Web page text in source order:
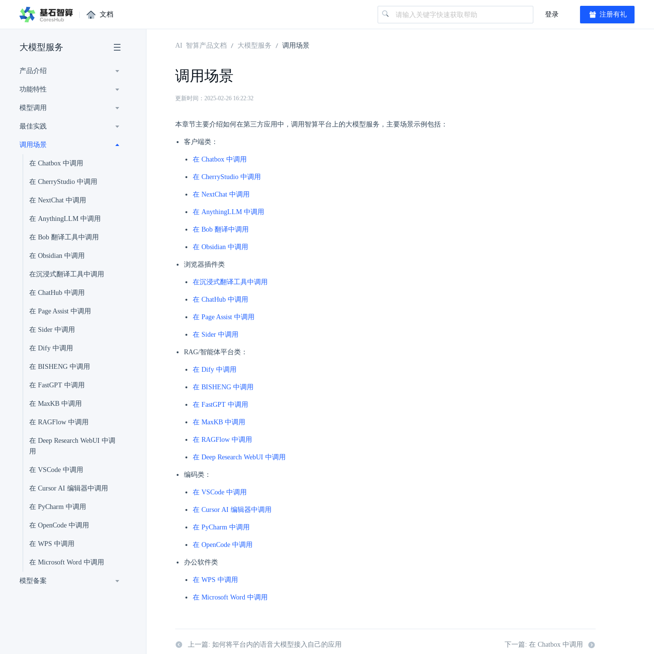
| 文档 登录 注册有礼
大模型服务
产品介绍
功能特性
模型调用
最佳实践
调用场景
在 Chatbox 中调用
在 CherryStudio 中调用
在 NextChat 中调用
在 AnythingLLM 中调用
在 Bob 翻译工具中调用
在 Obsidian 中调用
在沉浸式翻译工具中调用
在 ChatHub 中调用
在 Page Assist 中调用
在 Sider 中调用
在 Dify 中调用
在 BISHENG 中调用
在 FastGPT 中调用
在 MaxKB 中调用
在 RAGFlow 中调用
在 Deep Research WebUI 中调
用
在 VSCode 中调用
在 Cursor AI 编辑器中调用
在 PyCharm 中调用
在 OpenCode 中调用
在 WPS 中调用
在 Microsoft Word 中调用
模型备案
AI 智算产品文档 大模型服务 调用场景
调用场景
更新时间：2025-02-26 16:22:32
本章节主要介绍如何在第三方应用中，调用智算平台上的大模型服务，主要场景示例包括：
客户端类：
在 Chatbox 中调用
在 CherryStudio 中调用
在 NextChat 中调用
在 AnythingLLM 中调用
在 Bob 翻译中调用
在 Obsidian 中调用
浏览器插件类
在沉浸式翻译工具中调用
在 ChatHub 中调用
在 Page Assist 中调用
在 Sider 中调用
RAG/智能体平台类：
在 Dify 中调用
在 BISHENG 中调用
在 FastGPT 中调用
在 MaxKB 中调用
在 RAGFlow 中调用
在 Deep Research WebUI 中调用
编码类：
在 VSCode 中调用
在 Cursor AI 编辑器中调用
在 PyCharm 中调用
在 OpenCode 中调用
办公软件类
在 WPS 中调用
在 Microsoft Word 中调用
上一篇: 如何将平台内的语音大模型接入自己的应用 下一篇: 在 Chatbox 中调用